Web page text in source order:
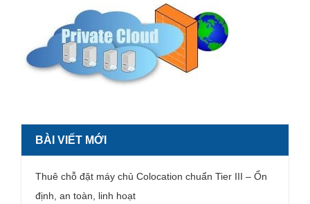
BÀI VIẾT MỚI
Thuê chỗ đặt máy chủ Colocation chuẩn Tier III – Ổn
định, an toàn, linh hoạt